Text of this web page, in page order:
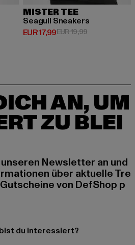
MISTER TEE
Seagull Sneakers
EUR 17,99
Derzeitiger Preis: EUR 17,99
EUR 19,99Aktionspreis:
AN, UM
ZU BLEI
Newsletter an und
über aktuelle Tre
von DefShop p
du interessiert?